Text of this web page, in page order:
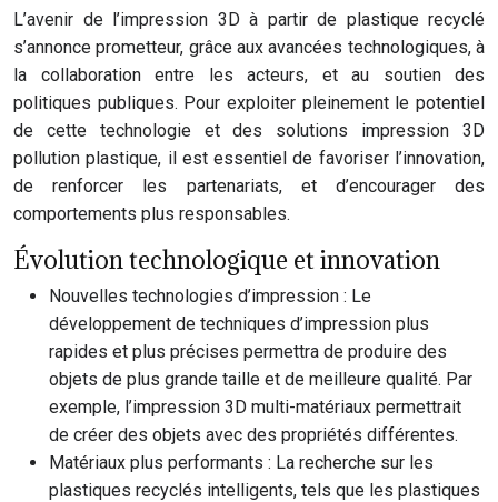
L’avenir de l’impression 3D à partir de plastique recyclé
s’annonce prometteur, grâce aux avancées technologiques, à
la collaboration entre les acteurs, et au soutien des
politiques publiques. Pour exploiter pleinement le potentiel
de cette technologie et des solutions impression 3D
pollution plastique, il est essentiel de favoriser l’innovation,
de renforcer les partenariats, et d’encourager des
comportements plus responsables.
Évolution technologique et innovation
Nouvelles technologies d’impression : Le
développement de techniques d’impression plus
rapides et plus précises permettra de produire des
objets de plus grande taille et de meilleure qualité. Par
exemple, l’impression 3D multi-matériaux permettrait
de créer des objets avec des propriétés différentes.
Matériaux plus performants : La recherche sur les
plastiques recyclés intelligents, tels que les plastiques